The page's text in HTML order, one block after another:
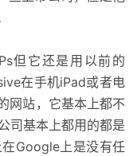
但它还是用以前的
在手机iPad或者电
网站，它基本上都不
司基本上都用的都是
Google上是没有任